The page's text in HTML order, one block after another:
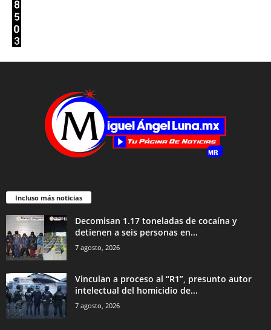
Incluso más noticias
Decomisan 1.17 toneladas de cocaína y
detienen a seis personas en...
7 agosto, 2026
Vinculan a proceso al “R1”, presunto autor
intelectual del homicidio de...
7 agosto, 2026